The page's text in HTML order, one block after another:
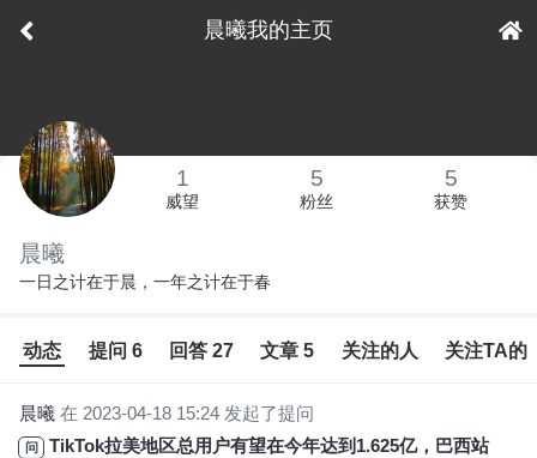
晨曦我的主页
下拉刷新
1
威望
5
粉丝
5
获赞
晨曦
一日之计在于晨，一年之计在于春
动态 提问 6 回答 27 文章 5 关注的人 关注TA的
晨曦 在 2023-04-18 15:24 发起了提问
问 TikTok拉美地区总用户有望在今年达到1.625亿，巴西站成为卖家关注焦点？！